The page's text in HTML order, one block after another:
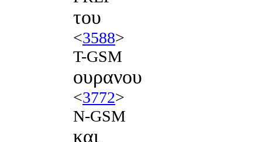
του
<3588>
T-GSM
ουρανου
<3772>
N-GSM
και